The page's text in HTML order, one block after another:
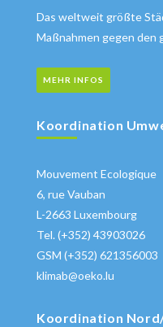
Das weltweit größte
Maßnahmen gegen den
MEHR INFOS
Koordination
Mouvement Ecologique
6, rue Vauban
L-2663 Luxembourg
Tel. (+352) 43903026
GSM (+352) 621356003
klimab@oeko.lu
Koordination